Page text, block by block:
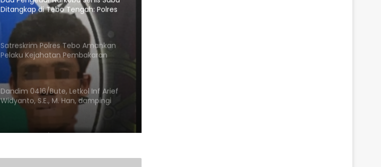
Ditangkap di Tebo Tengah: Polres
Tebo Amankan 15 Paket Sabu
Satreskrim Polres Tebo Amankan
Pelaku Kejahatan Pembakaran
Hutan Dan Lahan
Dandim 0416/Bute, Letkol Inf Arief
Widyanto, S.E., M. Han, dampingi
kunjungan Tenaga Ahli
Kementerian Pertanian Republik
Staf Ahli Kepala Staf Angkatan